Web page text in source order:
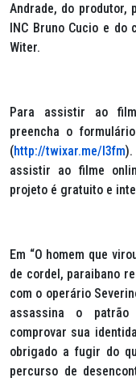
Andrade, do produtor,
INC Bruno Cucio e
Witer.
Para assistir ao
preencha o
(http://twixar.me/l3fm
assistir ao filme
projeto é gratuito e
Em “O homem que
de cordel, paraibano
com o operário
assassina o
comprovar sua
obrigado a fugir do
percurso de